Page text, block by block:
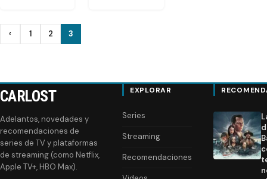
Paginación
entradas
‹ Anterior
1 2 3
CARLOST
Adelantos, novedades y
recomendaciones de
series de TV y plataformas
de streaming (como Netflix,
Apple TV+, HBO Max).
EXPLORAR
Series
Streaming
Recomendaciones